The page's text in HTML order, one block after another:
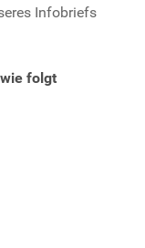
Infobriefs
folgt